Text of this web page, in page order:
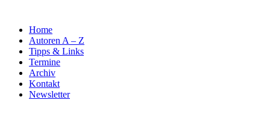
Home
Autoren A – Z
Tipps & Links
Termine
Archiv
Kontakt
Newsletter